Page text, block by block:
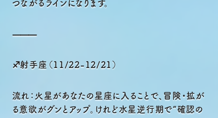
つながるラインになります。
⸻
♐射手座（11/22-12/21）
流れ：火星があなたの星座に入ることで、冒険・拡が
る意欲がグンとアップ。けれど水星逆行期で“確認の